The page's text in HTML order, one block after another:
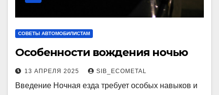
СОВЕТЫ АВТОМОБИЛИСТАМ
Особенности вождения ночью
13 АПРЕЛЯ 2025 SIB_ECOMETAL
Введение Ночная езда требует особых навыков и